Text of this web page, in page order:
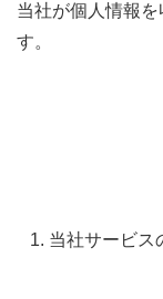
当社が個人情報
す。
当社サービス